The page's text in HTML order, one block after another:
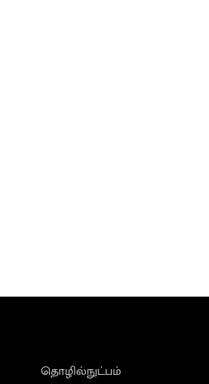
தொழில்நுட்பம்